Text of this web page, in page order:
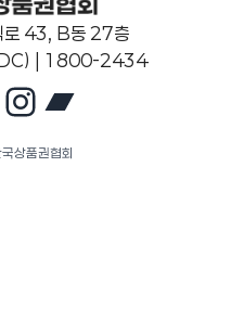
로 43, B동 27층
| 1800-2434
Instagram
상품권협회